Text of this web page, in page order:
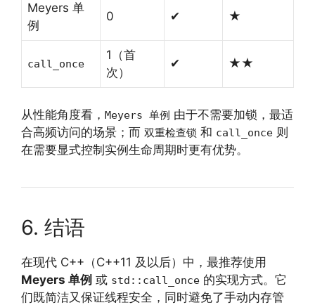
Meyers 单
例
0 ✔ ★
call_once
1（首
次）
✔ ★★
从性能角度看， Meyers 单例 由于不需要加锁，最适
合高频访问的场景；而 双重检查锁 和 call_once 则
在需要显式控制实例生命周期时更有优势。
6. 结语
在现代 C++（C++11 及以后）中，最推荐使用
Meyers 单例 或 std::call_once 的实现方式。它
们既简洁又保证线程安全，同时避免了手动内存管